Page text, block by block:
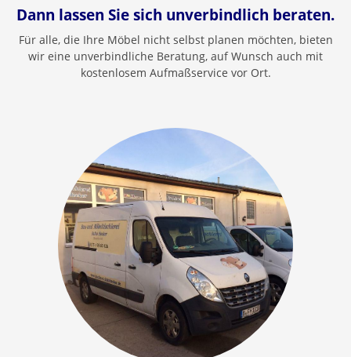
Dann lassen Sie sich unverbindlich beraten.
Für alle, die Ihre Möbel nicht selbst planen möchten, bieten
wir eine unverbindliche Beratung, auf Wunsch auch mit
kostenlosem Aufmaßservice vor Ort.